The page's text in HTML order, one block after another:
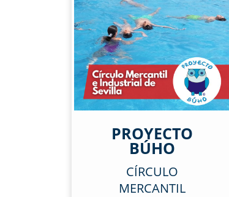
PROYECTO
BÚHO
CÍRCULO
MERCANTIL